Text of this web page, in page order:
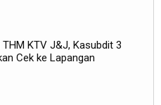
KTV J&J, Kasubdit 3
Cek ke Lapangan